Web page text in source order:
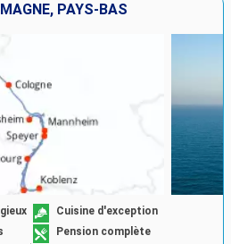
PAYS-BAS
Cuisine d'exception
Pension complète